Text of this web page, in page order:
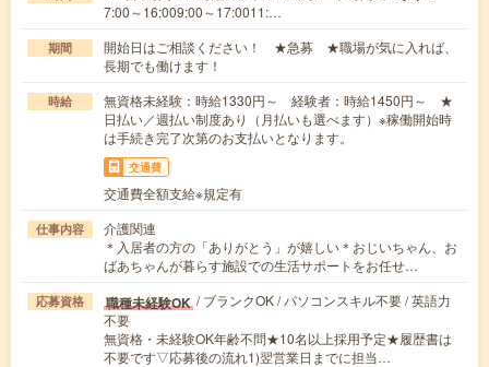
7:00～16:009:00～17:0011:…
期間
開始日はご相談ください！ ★急募 ★職場が気に入れば、
長期でも働けます！
時給
無資格未経験：時給1330円～ 経験者：時給1450円～ ★
日払い／週払い制度あり（月払いも選べます）※稼働開始時
は手続き完了次第のお支払いとなります。
交通費
交通費全額支給※規定有
仕事内容
介護関連
＊入居者の方の「ありがとう」が嬉しい＊おじいちゃん、お
ばあちゃんが暮らす施設での生活サポートをお任せ…
応募資格 職種未経験OK / ブランクOK / パソコンスキル不要 / 英語力
不要
無資格・未経験OK年齢不問★10名以上採用予定★履歴書は
不要です▽応募後の流れ1)翌営業日までに担当…